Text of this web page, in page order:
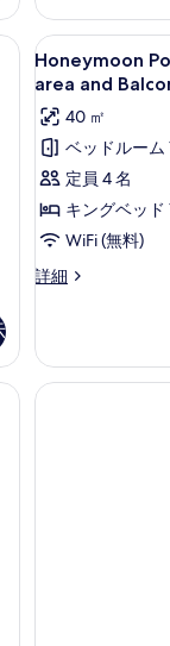
真
を
表
示
す
る
詳
細
| ミニバー、セーフ
Honeymoon
Pool
Access
Suite
Room
with
Living
area
and
Balcony
す
べ
12
Honeymoon
area and
40 ㎡
ベッドルーム
定員 4 名
キングベッド
WiFi (無料)
詳細
Honeymoon
Room
with
Living